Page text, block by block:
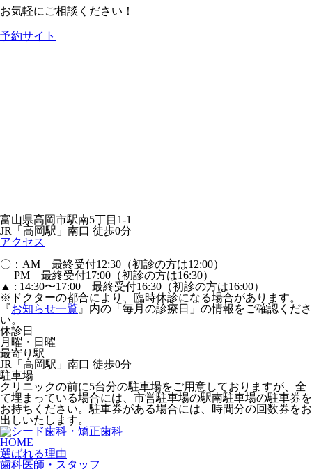
お気軽にご相談ください！
予約サイト
富山県高岡市駅南5丁目1-1
JR「高岡駅」南口 徒歩0分
アクセス
〇：AM 最終受付12:30（初診の方は12:00）
PM 最終受付17:00（初診の方は16:30）
▲ : 14:30〜17:00 最終受付16:30（初診の方は16:00）
※ドクターの都合により、臨時休診になる場合があります。
『お知らせ一覧 』内の「毎月の診療日」の情報をご確認くださ
い。
休診日
月曜・日曜
最寄り駅
JR「高岡駅」南口 徒歩0分
駐車場
クリニックの前に5台分の駐車場をご用意しておりますが、全
て埋まっている場合には、市営駐車場の駅南駐車場の駐車券を
お持ちください。駐車券がある場合には、時間分の回数券をお
出しいたします。
HOME
選ばれる理由
歯科医師・スタッフ